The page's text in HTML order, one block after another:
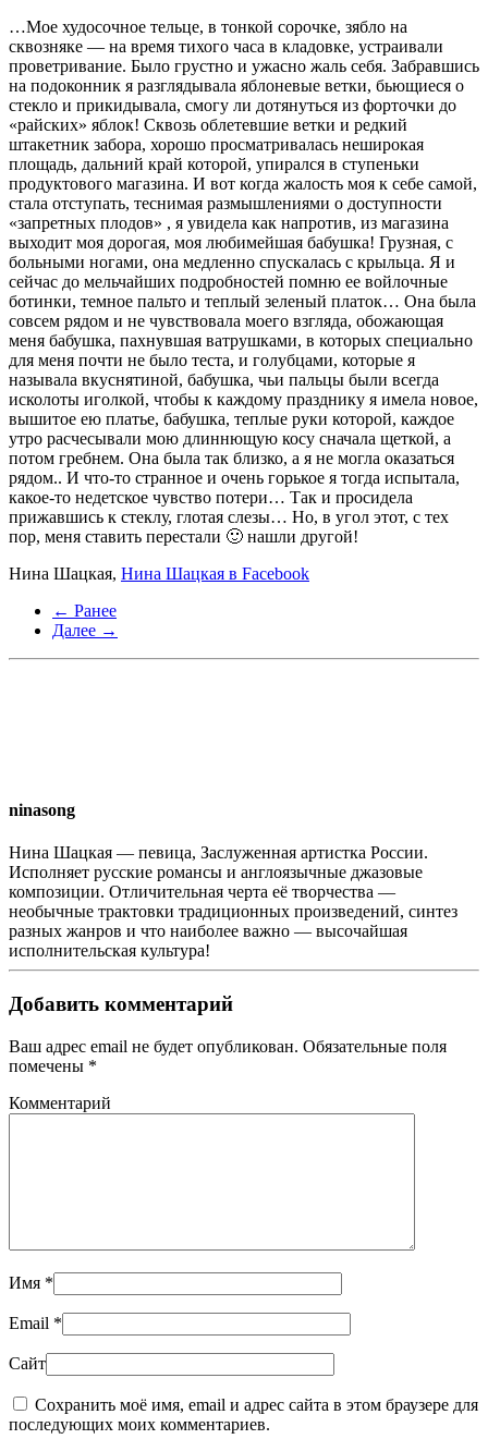
…Мое худосочное тельце, в тонкой сорочке, зябло на
сквозняке — на время тихого часа в кладовке, устраивали
проветривание. Было грустно и ужасно жаль себя. Забравшись
на подоконник я разглядывала яблоневые ветки, бьющиеся о
стекло и прикидывала, смогу ли дотянуться из форточки до
«райских» яблок! Сквозь облетевшие ветки и редкий
штакетник забора, хорошо просматривалась неширокая
площадь, дальний край которой, упирался в ступеньки
продуктового магазина. И вот когда жалость моя к себе самой,
стала отступать, теснимая размышлениями о доступности
«запретных плодов» , я увидела как напротив, из магазина
выходит моя дорогая, моя любимейшая бабушка! Грузная, с
больными ногами, она медленно спускалась с крыльца. Я и
сейчас до мельчайших подробностей помню ее войлочные
ботинки, темное пальто и теплый зеленый платок… Она была
совсем рядом и не чувствовала моего взгляда, обожающая
меня бабушка, пахнувшая ватрушками, в которых специально
для меня почти не было теста, и голубцами, которые я
называла вкуснятиной, бабушка, чьи пальцы были всегда
исколоты иголкой, чтобы к каждому празднику я имела новое,
вышитое ею платье, бабушка, теплые руки которой, каждое
утро расчесывали мою длиннющую косу сначала щеткой, а
потом гребнем. Она была так близко, а я не могла оказаться
рядом.. И что-то странное и очень горькое я тогда испытала,
какое-то недетское чувство потери… Так и просидела
прижавшись к стеклу, глотая слезы… Но, в угол этот, с тех
пор, меня ставить перестали 🙂 нашли другой!
Нина Шацкая, Нина Шацкая в Facebook
← Ранее
Далее →
ninasong
Нина Шацкая — певица, Заслуженная артистка России.
Исполняет русские романсы и англоязычные джазовые
композиции. Отличительная черта её творчества —
необычные трактовки традиционных произведений, синтез
разных жанров и что наиболее важно — высочайшая
исполнительская культура!
Добавить комментарий
Ваш адрес email не будет опубликован. Обязательные поля
помечены *
Комментарий
Имя *
Email *
Сайт
Сохранить моё имя, email и адрес сайта в этом браузере для
последующих моих комментариев.